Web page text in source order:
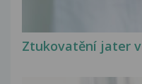
Ztukovatění jater